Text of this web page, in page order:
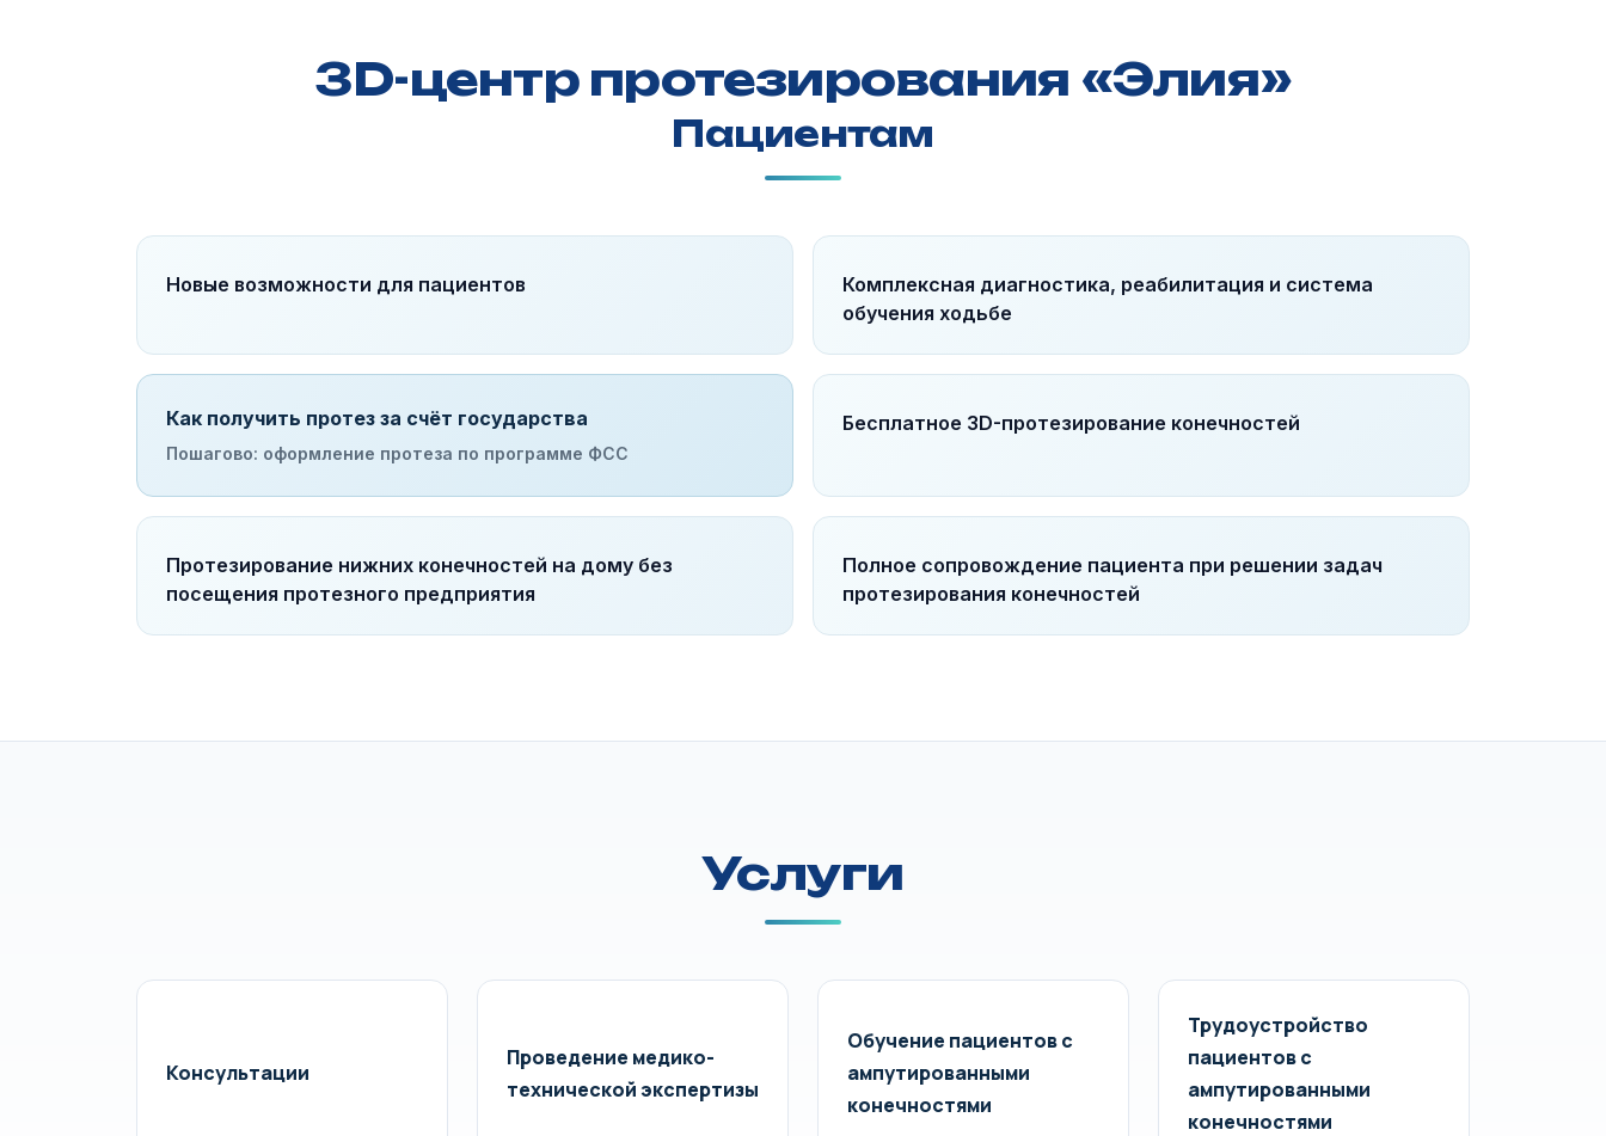
3D-центр протезирования «Элия»
Пациентам
Новые возможности для пациентов
Комплексная диагностика, реабилитация и система
обучения ходьбе
Как получить протез за счёт государства
Пошагово: оформление протеза по программе ФСС
Бесплатное 3D-протезирование конечностей
Протезирование нижних конечностей на дому без
посещения протезного предприятия
Полное сопровождение пациента при решении задач
протезирования конечностей
Услуги
Консультации
Проведение медико-
технической экспертизы
Обучение пациентов с
ампутированными
конечностями
Трудоустройство
пациентов с
ампутированными
конечностями